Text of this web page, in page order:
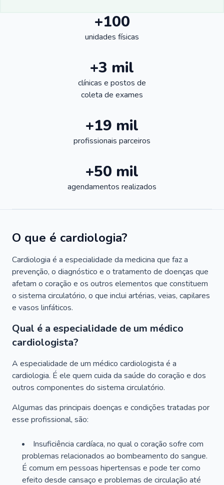
+100
unidades físicas
+3 mil
clínicas e postos de
coleta de exames
+19 mil
profissionais parceiros
+50 mil
agendamentos realizados
O que é cardiologia?
Cardiologia é a especialidade da medicina que faz a
prevenção, o diagnóstico e o tratamento de doenças que
afetam o coração e os outros elementos que constituem
o sistema circulatório, o que inclui artérias, veias, capilares
e vasos linfáticos.
Qual é a especialidade de um médico
cardiologista?
A especialidade de um médico cardiologista é a
cardiologia. É ele quem cuida da saúde do coração e dos
outros componentes do sistema circulatório.
Algumas das principais doenças e condições tratadas por
esse profissional, são:
Insuficiência cardíaca, no qual o coração sofre com
problemas relacionados ao bombeamento do sangue.
É comum em pessoas hipertensas e pode ter como
efeito desde cansaço e problemas de circulação até